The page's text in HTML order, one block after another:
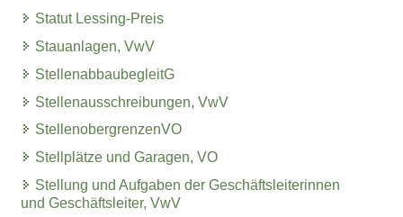
Statut Lessing-Preis
Stauanlagen, VwV
StellenabbaubegleitG
Stellenausschreibungen, VwV
StellenobergrenzenVO
Stellplätze und Garagen, VO
Stellung und Aufgaben der Geschäftsleiterinnen
und Geschäftsleiter, VwV